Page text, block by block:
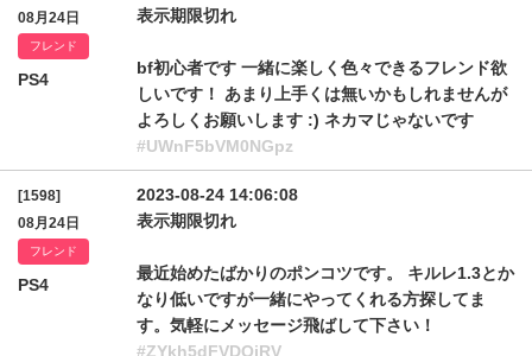
08月24日
フレンド
PS4
表示期限切れ
bf初心者です 一緒に楽しく色々できるフレンド欲
しいです！ あまり上手くは無いかもしれませんが
よろしくお願いします :) ネカマじゃないです
#UWnF5bVM0NGpz
[1598]
08月24日
フレンド
PS4
2023-08-24 14:06:08
表示期限切れ
最近始めたばかりのポンコツです。 キルレ1.3とか
なり低いですが一緒にやってくれる方探してま
す。気軽にメッセージ飛ばして下さい！
#ZYkh5dFVDQjRV